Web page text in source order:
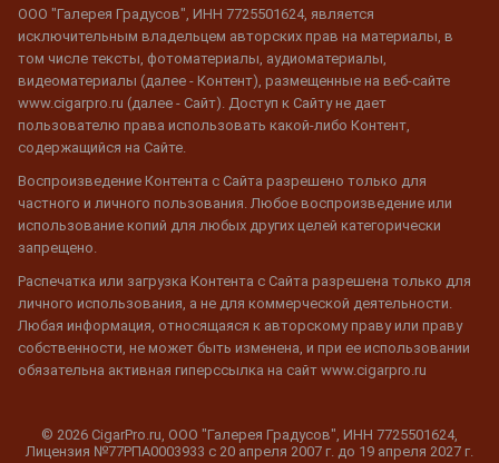
ООО "Галерея Градусов", ИНН 7725501624, является
исключительным владельцем авторских прав на материалы, в
том числе тексты, фотоматериалы, аудиоматериалы,
видеоматериалы (далее - Контент), размещенные на веб-сайте
www.cigarpro.ru (далее - Сайт). Доступ к Сайту не дает
пользователю права использовать какой-либо Контент,
содержащийся на Сайте.
Воспроизведение Контента с Сайта разрешено только для
частного и личного пользования. Любое воспроизведение или
использование копий для любых других целей категорически
запрещено.
Распечатка или загрузка Контента с Сайта разрешена только для
личного использования, а не для коммерческой деятельности.
Любая информация, относящаяся к авторскому праву или праву
собственности, не может быть изменена, и при ее использовании
обязательна активная гиперссылка на сайт www.cigarpro.ru
© 2026 CigarPro.ru, ООО "Галерея Градусов", ИНН 7725501624,
Лицензия №77РПА0003933 c 20 апреля 2007 г. до 19 апреля 2027 г.